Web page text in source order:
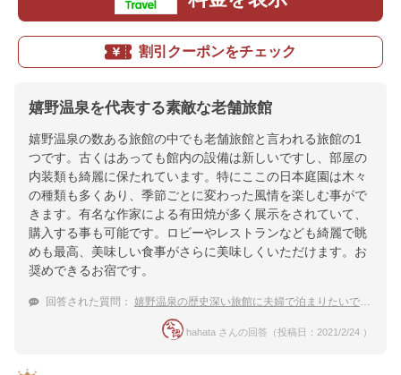
割引クーポンをチェック
嬉野温泉を代表する素敵な老舗旅館
嬉野温泉の数ある旅館の中でも老舗旅館と言われる旅館の1
つです。古くはあっても館内の設備は新しいですし、部屋の
内装類も綺麗に保たれています。特にここの日本庭園は木々
の種類も多くあり、季節ごとに変わった風情を楽しむ事がで
きます。有名な作家による有田焼が多く展示をされていて、
購入する事も可能です。ロビーやレストランなども綺麗で眺
めも最高、美味しい食事がさらに美味しくいただけます。お
奨めできるお宿です。
回答された質問： 嬉野温泉の歴史深い旅館に夫婦で泊まりたいです。
hahata さんの回答（投稿日：2021/2/24 ）